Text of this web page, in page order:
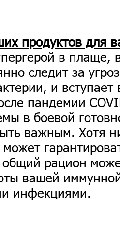
продуктов для
в плаще,
следит за
и
пандемии
в боевой
важным. Хотя
рацион
вашей
инфекциями.